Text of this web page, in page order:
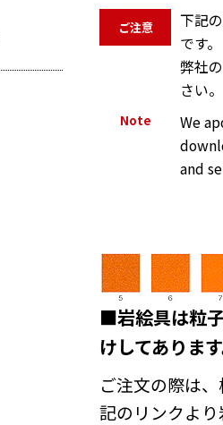
ご注意
下記
です。
弊社の
さい。
Note
We
and
■岩絵具は粒
けしてありま
ご注文の際は
記のリンクよ